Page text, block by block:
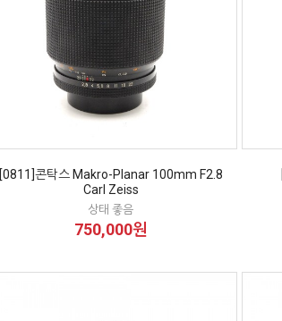
[0811]콘탁스 Makro-Planar 100mm F2.8
Carl Zeiss
상태 좋음
750,000원